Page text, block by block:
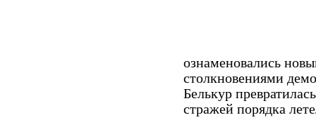
ознаменовались
столкновениями
Белькур
стражей порядка